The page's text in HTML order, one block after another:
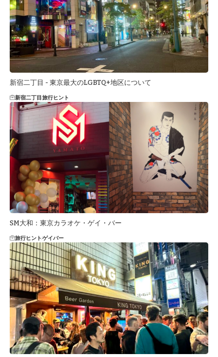
新宿二丁目 - 東京最大のLGBTQ+地区について
新宿二丁目旅行ヒント
SM大和：東京カラオケ・ゲイ・バー
旅行ヒントゲイバー